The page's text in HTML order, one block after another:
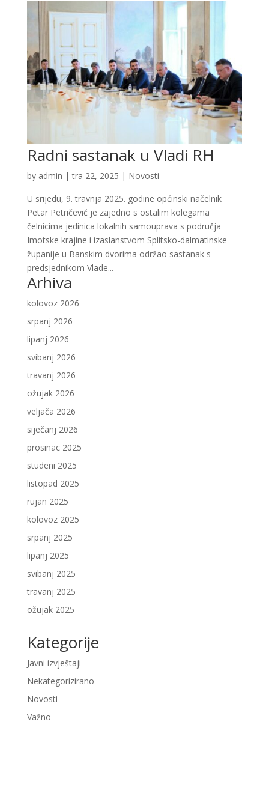
Radni sastanak u Vladi RH
by admin |tra 22, 2025 | Novosti
U srijedu, 9. travnja 2025. godine općinski načelnik
Petar Petričević je zajedno s ostalim kolegama
čelnicima jedinica lokalnih samouprava s područja
Imotske krajine i izaslanstvom Splitsko-dalmatinske
županije u Banskim dvorima održao sastanak s
predsjednikom Vlade...
Arhiva
kolovoz 2026
srpanj 2026
lipanj 2026
svibanj 2026
travanj 2026
ožujak 2026
veljača 2026
siječanj 2026
prosinac 2025
studeni 2025
listopad 2025
rujan 2025
kolovoz 2025
srpanj 2025
lipanj 2025
svibanj 2025
travanj 2025
ožujak 2025
Kategorije
Javni izvještaji
Nekategorizirano
Novosti
Važno